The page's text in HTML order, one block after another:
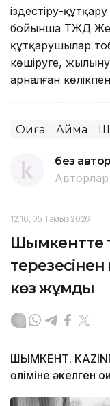
іздестіру-
бойынша ТЖД
құтқарушылар
көшіруге,
арналған
Оқиға Аймақ
без
Авторлар
12:16, 05 Тамыз 2026
Шымкентте
көз жұмды
ШЫМКЕНТ.
өліміне әкелген